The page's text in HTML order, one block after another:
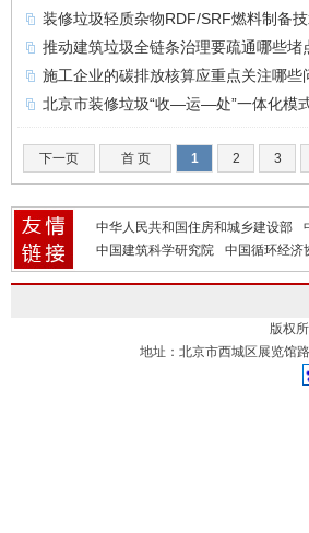
装修垃圾轻质杂物RDF/SRF燃料制备
推动建筑垃圾全链条治理要疏通哪些堵
施工企业的碳排放核算应重点关注哪些
北京市装修垃圾“收—运—处”一体化模
下一页 首 页 1 2 3
中华人民共和国住房和城乡建设部
中国建筑科学研究院
中国循环经济
版权
地址：北京市西城区展览馆